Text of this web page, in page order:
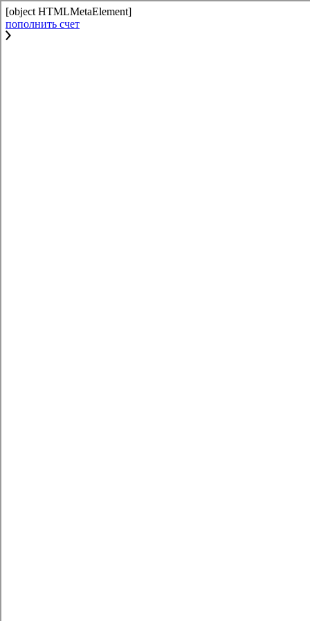
[object HTMLMetaElement]
пополнить счет